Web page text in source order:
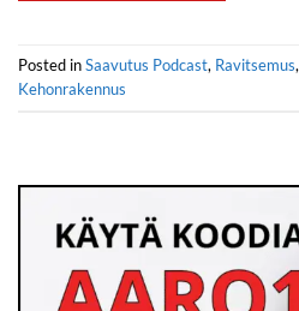
Posted inSaavutus Podcast, Ravitsemus,
Kehonrakennus